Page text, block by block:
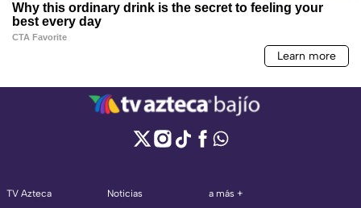
TV Azteca
Noticias
a más +